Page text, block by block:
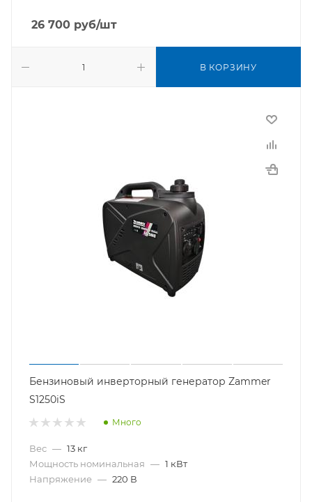
26 700 руб/шт
В КОРЗИНУ
Бензиновый инверторный генератор Zammer
S1250iS
Много
Вес — 13 кг
Мощность номинальная — 1 кВт
Напряжение — 220 В